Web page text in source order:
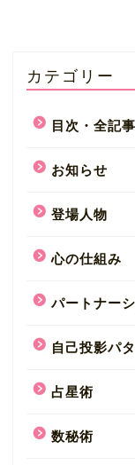
カテゴリー
目次・全記
お知らせ
登場人物
心の仕組み
パートナー
自己投影パ
占星術
数秘術